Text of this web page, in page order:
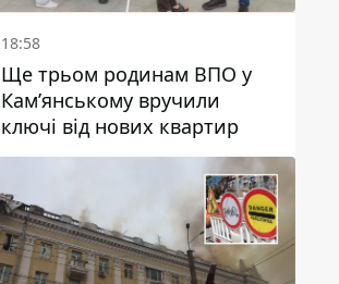
18:58
Ще трьом родинам ВПО у
Кам’янському вручили
ключі від нових квартир